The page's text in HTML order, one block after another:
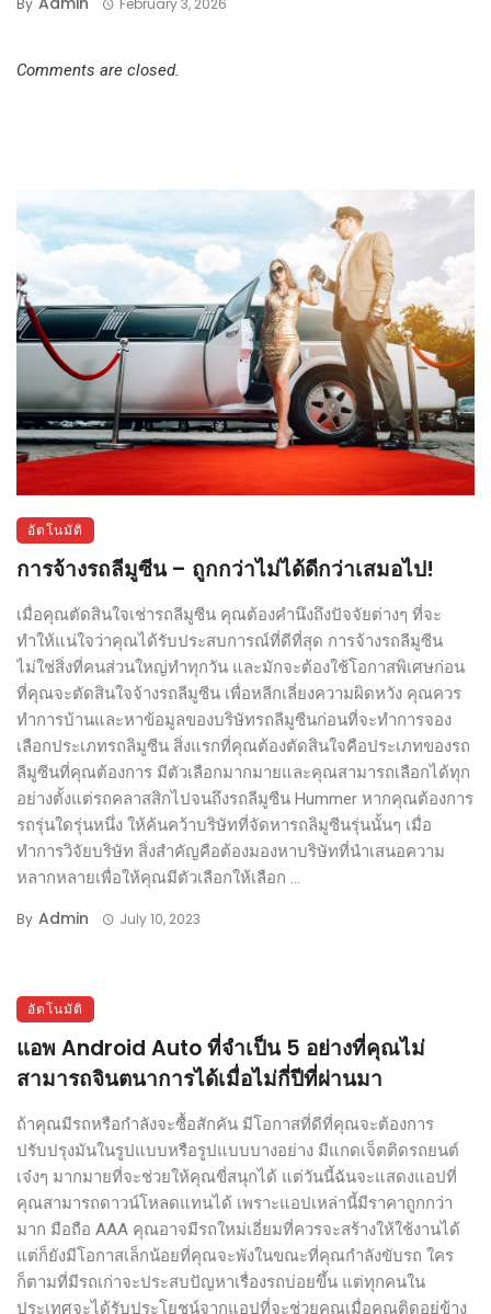
By February 3, 2026
Comments are closed.
อัตโนมัติ
การจ้างรถลีมูซีน – ถูกกว่าไม่ได้ดีกว่าเสมอไป!
เมื่อคุณตัดสินใจเช่ารถลีมูซีน คุณต้องคำนึงถึงปัจจัยต่างๆ ที่จะ
ทำให้แน่ใจว่าคุณได้รับประสบการณ์ที่ดีที่สุด การจ้างรถลีมูซีน
ไม่ใช่สิ่งที่คนส่วนใหญ่ทำทุกวัน และมักจะต้องใช้โอกาสพิเศษก่อน
ที่คุณจะตัดสินใจจ้างรถลีมูซีน เพื่อหลีกเลี่ยงความผิดหวัง คุณควร
ทำการบ้านและหาข้อมูลของบริษัทรถลีมูซีนก่อนที่จะทำการจอง
เลือกประเภทรถลิมูซีน สิ่งแรกที่คุณต้องตัดสินใจคือประเภทของรถ
ลีมูซีนที่คุณต้องการ มีตัวเลือกมากมายและคุณสามารถเลือกได้ทุก
อย่างตั้งแต่รถคลาสสิกไปจนถึงรถลีมูซีน Hummer หากคุณต้องการ
รถรุ่นใดรุ่นหนึ่ง ให้ค้นคว้าบริษัทที่จัดหารถลิมูซีนรุ่นนั้นๆ เมื่อ
ทำการวิจัยบริษัท สิ่งสำคัญคือต้องมองหาบริษัทที่นำเสนอความ
หลากหลายเพื่อให้คุณมีตัวเลือกให้เลือก ...
By Admin July 10, 2023
อัตโนมัติ
แอพ Android Auto ที่จำเป็น 5 อย่างที่คุณไม่
สามารถจินตนาการได้เมื่อไม่กี่ปีที่ผ่านมา
ถ้าคุณมีรถหรือกำลังจะซื้อสักคัน มีโอกาสที่ดีที่คุณจะต้องการ
ปรับปรุงมันในรูปแบบหรือรูปแบบบางอย่าง มีแกดเจ็ตติดรถยนต์
เจ๋งๆ มากมายที่จะช่วยให้คุณขี่สนุกได้ แต่วันนี้ฉันจะแสดงแอปที่
คุณสามารถดาวน์โหลดแทนได้ เพราะแอปเหล่านี้มีราคาถูกกว่า
มาก มือถือ AAA คุณอาจมีรถใหม่เอี่ยมที่ควรจะสร้างให้ใช้งานได้
แต่ก็ยังมีโอกาสเล็กน้อยที่คุณจะพังในขณะที่คุณกำลังขับรถ ใคร
ก็ตามที่มีรถเก่าจะประสบปัญหาเรื่องรถบ่อยขึ้น แต่ทุกคนใน
ประเทศจะได้รับประโยชน์จากแอปที่จะช่วยคุณเมื่อคุณติดอยู่ข้าง